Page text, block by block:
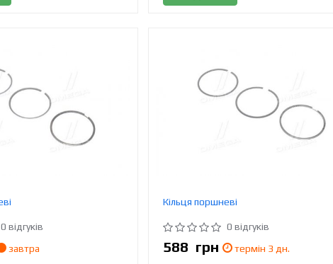
0 відгуків
завтра
Кільця поршневі
0 відгуків
588 грн
термін 3 дн.